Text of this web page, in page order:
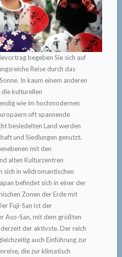
begeben Sie sich auf
Reise durch das
In kaum einem anderen
kulturellen
wie im hochmodernen
oft spannende
besiedelten Land werden
und Siedlungen genutzt.
mit den
alten Kulturzentren
sich in wildromantischen
befindet sich in einer der
Zonen der Erde mit
Fuji-San ist der
Aso-San, mit dem größten
der aktivste. Der reich
auch Einführung zur
die zur klimatisch